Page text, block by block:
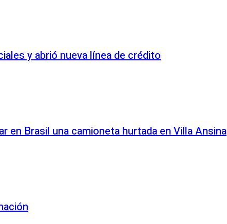
y abrió nueva línea de crédito
en Brasil una camioneta hurtada en Villa Ansina